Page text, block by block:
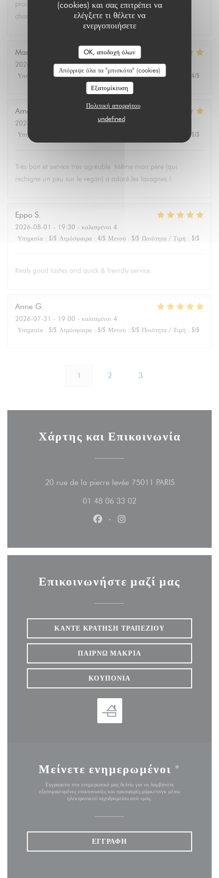
(cookies) και σας επιτρέπει να
ελέγξετε τι θέλετε να
ενεργοποιήσετε
OK, αποδοχή όλων
Απόρριψε όλα τα "μπισκότα" (cookies)
Εξατομίκευση
Πολιτική απορρήτου
undefined
produits végétariens et bio. Tous les convives se régalent à
chaque fois.
Marie Christine
2026-08-02
- 13:30 - καλεσμένοι 2
Υπηρεσία
/5 Ατμόσφαιρα: 4/5 Μενού: 5/5 Ποιότητα / Τιμή 4/5
Amélie
2026-08-01
- 19:00 - καλεσμένοι 3
Υπηρεσία
5/5
Très bon et service très agréable. Même mon père (qui
rechigne un peu sur le vegan) a adoré les lasagnes !
Eppo S
2026-08-01 - 19:30 - καλεσμένοι 4
Υπηρεσία : 5/5 Ατμόσφαιρα : 4/5 Μενού : 5/5 Ποιότητα / Τιμή : 5/5
Realy good tastes and quick & freindly service.
Anne G
2026-07-31 - 19:00 - καλεσμένοι 4
Υπηρεσία : 5/5 Ατμόσφαιρα : 5/5 Μενού : 5/5 Ποιότητα / Τιμή : 5/5
1 2 3
Χάρτης και Επικοινωνία
20 rue de la pierre levée 75011 PARIS((ανοίγει σε
01 48 06 33 02
Facebook ((ανοίγει σε νέο
Instagram ((ανοίγει σε
Επικοινωνήστε μαζί μας
ΚΆΝΤΕ ΚΡΆΤΗΣΗ ΤΡΑΠΕΖΙΟΎ
ΠΑΊΡΝΩ ΜΑΚΡΙΆ
ΚΟΥΠΌΝΙΑ
Μείνετε ενημερωμένοι *
Εγγραφείτε στο ενημερωτικό μας δελτίο για να λαμβάνετε
εξατομικευμένες επικοινωνίες και προσφορές μάρκετινγκ μέσω
ηλεκτρονικού ταχυδρομείου από εμάς.
ΕΓΓΡΑΦΉ